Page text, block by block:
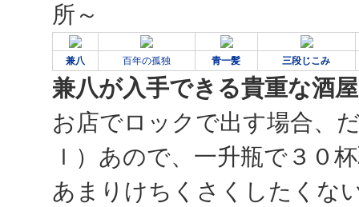
所～
兼八 百年の孤独 青一髪 三段じこみ
兼八が入手できる貴重な酒
お店でロックで出す場合、
ｌ）あので、一升瓶で３０
あまりけちくさくしたくな